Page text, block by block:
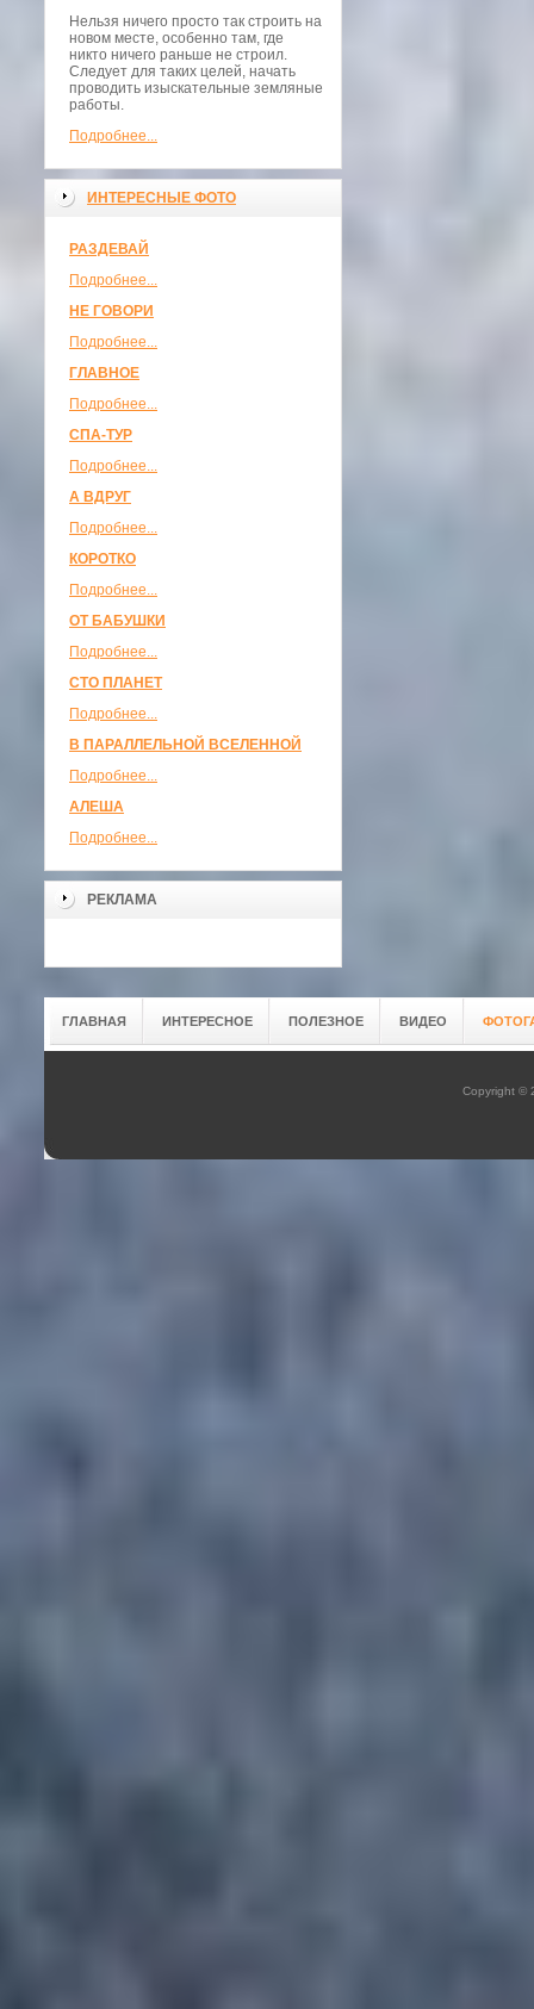
Нельзя ничего просто так строить на
новом месте, особенно там, где
никто ничего раньше не строил.
Следует для таких целей, начать
проводить изыскательные земляные
работы.
Подробнее...
ИНТЕРЕСНЫЕ ФОТО
РАЗДЕВАЙ
Подробнее...
НЕ ГОВОРИ
Подробнее...
ГЛАВНОЕ
Подробнее...
СПА-ТУР
Подробнее...
А ВДРУГ
Подробнее...
КОРОТКО
Подробнее...
ОТ БАБУШКИ
Подробнее...
СТО ПЛАНЕТ
Подробнее...
В ПАРАЛЛЕЛЬНОЙ ВСЕЛЕННОЙ
Подробнее...
АЛЕША
Подробнее...
РЕКЛАМА
ГЛАВНАЯ ИНТЕРЕСНОЕ ПОЛЕЗНОЕ ВИДЕО
Copyright ©